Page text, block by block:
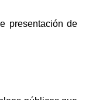
presentación de